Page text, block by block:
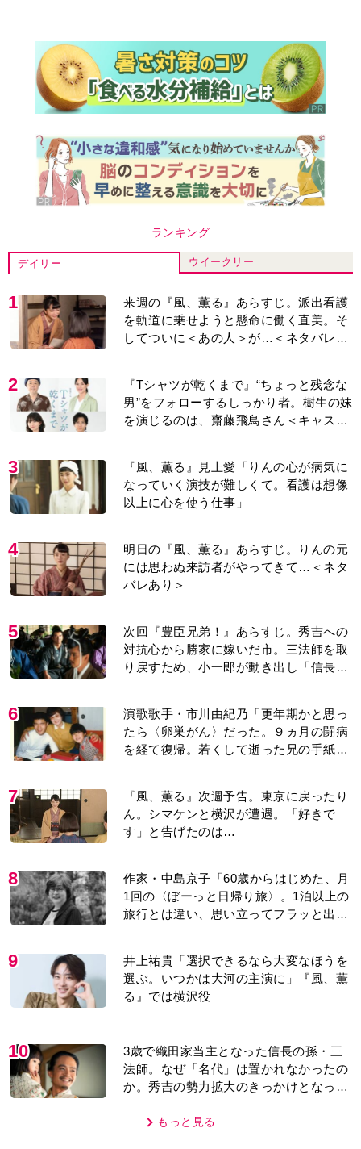
ランキング
デイリー ウイークリー
1
来週の『風、薫る』あらすじ。派出看護
を軌道に乗せようと懸命に働く直美。そ
してついに＜あの人＞が…＜ネタバレあ
2
『Tシャツが乾くまで』“ちょっと残念な
男”をフォローするしっかり者。樹生の妹
を演じるのは、齋藤飛鳥さん＜キャスト
3
『風、薫る』見上愛「りんの心が病気に
なっていく演技が難しくて。看護は想像
以上に心を使う仕事」
4
明日の『風、薫る』あらすじ。りんの元
には思わぬ来訪者がやってきて…＜ネタ
バレあり＞
5
次回『豊臣兄弟！』あらすじ。秀吉への
対抗心から勝家に嫁いだ市。三法師を取
り戻すため、小一郎が動き出し「信長の
6
演歌歌手・市川由紀乃「更年期かと思っ
たら〈卵巣がん〉だった。９ヵ月の闘病
を経て復帰。若くして逝った兄の手紙を
7
『風、薫る』次週予告。東京に戻ったり
ん。シマケンと横沢が遭遇。「好きで
す」と告げたのは…
8
作家・中島京子「60歳からはじめた、月
1回の〈ぼーっと日帰り旅〉。1泊以上の
旅行とは違い、思い立ってフラッと出か
9
井上祐貴「選択できるなら大変なほうを
選ぶ。いつかは大河の主演に」『風、薫
る』では横沢役
10
3歳で織田家当主となった信長の孫・三
法師。なぜ「名代」は置かれなかったの
か。秀吉の勢力拡大のきっかけとなった
が『豊臣兄弟！』を解説
もっと見る